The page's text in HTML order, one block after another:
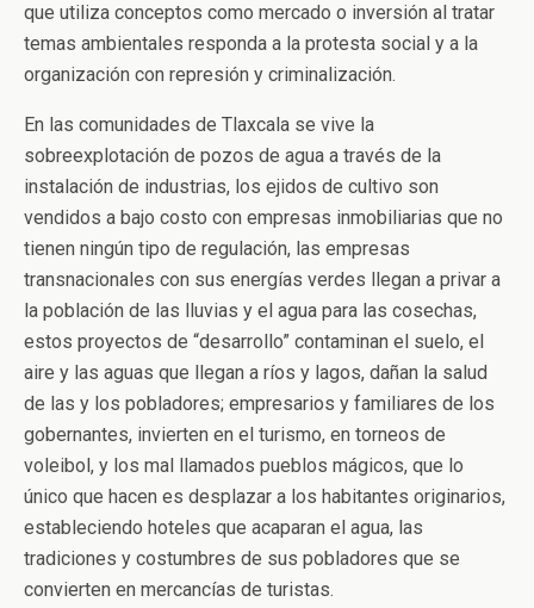
que utiliza conceptos como mercado o inversión al tratar
temas ambientales responda a la protesta social y a la
organización con represión y criminalización.
En las comunidades de Tlaxcala se vive la
sobreexplotación de pozos de agua a través de la
instalación de industrias, los ejidos de cultivo son
vendidos a bajo costo con empresas inmobiliarias que no
tienen ningún tipo de regulación, las empresas
transnacionales con sus energías verdes llegan a privar a
la población de las lluvias y el agua para las cosechas,
estos proyectos de “desarrollo” contaminan el suelo, el
aire y las aguas que llegan a ríos y lagos, dañan la salud
de las y los pobladores; empresarios y familiares de los
gobernantes, invierten en el turismo, en torneos de
voleibol, y los mal llamados pueblos mágicos, que lo
único que hacen es desplazar a los habitantes originarios,
estableciendo hoteles que acaparan el agua, las
tradiciones y costumbres de sus pobladores que se
convierten en mercancías de turistas.